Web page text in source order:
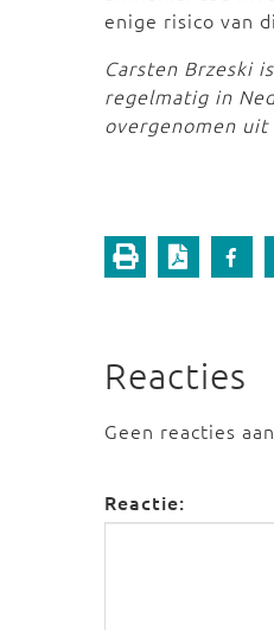
enige risico van
Carsten Brzeski
regelmatig in
overgenomen
Reacties
Geen reacties
Reactie: